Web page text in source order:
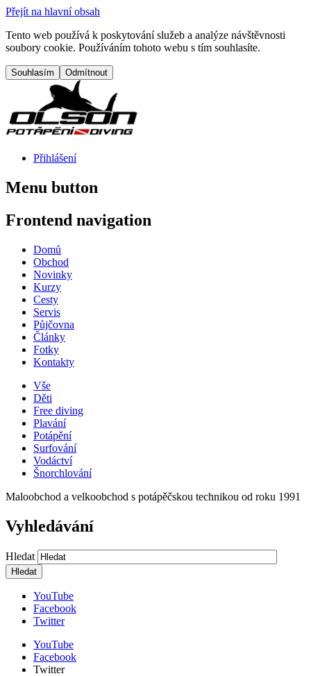
Přejít na hlavní obsah
Tento web používá k poskytování služeb a analýze návštěvnosti
soubory cookie. Používáním tohoto webu s tím souhlasíte.
Přihlášení
Menu button
Frontend navigation
Domů
Obchod
Novinky
Kurzy
Cesty
Servis
Půjčovna
Články
Fotky
Kontakty
Vše
Děti
Free diving
Plavání
Potápění
Surfování
Vodáctví
Šnorchlování
Maloobchod a velkoobchod s potápěčskou technikou od roku 1991
Vyhledávání
Hledat
YouTube
Facebook
Twitter
YouTube
Facebook
Twitter